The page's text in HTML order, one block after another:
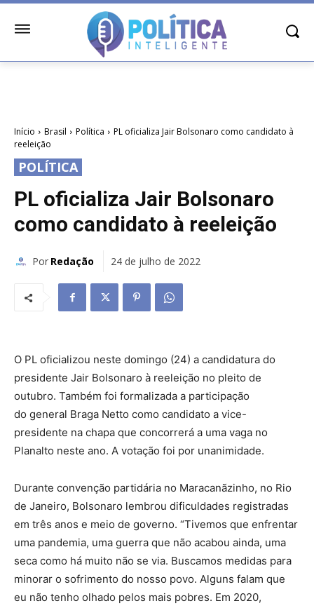
Início Brasil Política
PL oficializa Jair Bolsonaro como candidato à
reeleição
POLÍTICA
PL oficializa Jair Bolsonaro
como candidato à reeleição
Por Redação 24 de julho de 2022
O PL oficializou neste domingo (24) a candidatura do
presidente Jair Bolsonaro à reeleição no pleito de
outubro. Também foi formalizada a participação
do general Braga Netto como candidato a vice-
presidente na chapa que concorrerá a uma vaga no
Planalto neste ano. A votação foi por unanimidade.
Durante convenção partidária no Maracanãzinho, no Rio
de Janeiro, Bolsonaro lembrou dificuldades registradas
em três anos e meio de governo. “Tivemos que enfrentar
uma pandemia, uma guerra que não acabou ainda, uma
seca como há muito não se via. Buscamos medidas para
minorar o sofrimento do nosso povo. Alguns falam que
eu não tenho olhado pelos mais pobres. Em 2020,